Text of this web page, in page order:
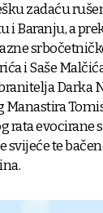
zadaću
i Baranju, a
i Saše
Darka
evocirane
te